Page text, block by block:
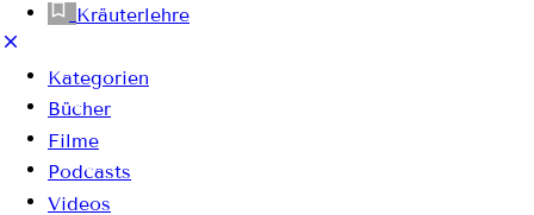
Kräuterlehre
Kategorien
Bücher
Filme
Podcasts
Videos